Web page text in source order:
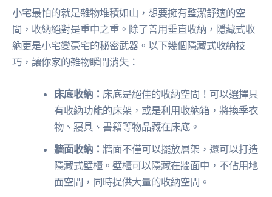
小宅最怕的就是雜物堆積如山，想要擁有整潔舒適的空
間，收納絕對是重中之重。除了善用垂直收納，隱藏式收
納更是小宅變豪宅的秘密武器。以下幾個隱藏式收納技
巧，讓你家的雜物瞬間消失：
床底收納： 床底是絕佳的收納空間！可以選擇具
有收納功能的床架，或是利用收納箱，將換季衣
物、寢具、書籍等物品藏在床底。
牆面收納：牆面不僅可以擺放層架，還可以打造
隱藏式壁櫃。壁櫃可以隱藏在牆面中，不佔用地
面空間，同時提供大量的收納空間。